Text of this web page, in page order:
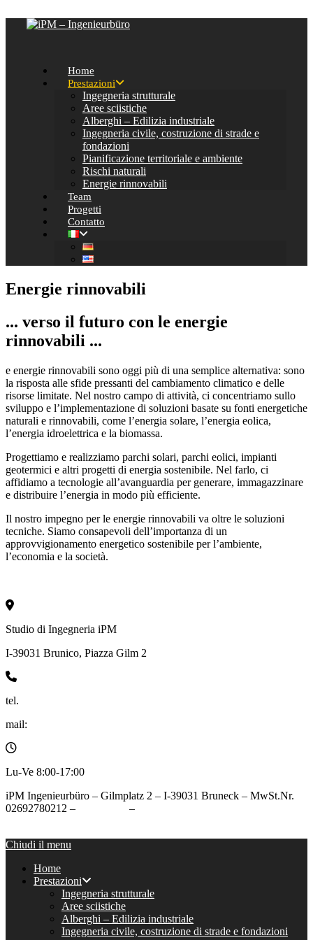
Home
Prestazioni
Ingegneria strutturale
Aree sciistiche
Alberghi – Edilizia industriale
Ingegneria civile, costruzione di strade e
fondazioni
Pianificazione territoriale e ambiente
Rischi naturali
Energie rinnovabili
Team
Progetti
Contatto
Energie rinnovabili
... verso il futuro con le energie
rinnovabili ...
e energie rinnovabili sono oggi più di una semplice alternativa: sono
la risposta alle sfide pressanti del cambiamento climatico e delle
risorse limitate. Nel nostro campo di attività, ci concentriamo sullo
sviluppo e l’implementazione di soluzioni basate su fonti energetiche
naturali e rinnovabili, come l’energia solare, l’energia eolica,
l’energia idroelettrica e la biomassa.
Progettiamo e realizziamo parchi solari, parchi eolici, impianti
geotermici e altri progetti di energia sostenibile. Nel farlo, ci
affidiamo a tecnologie all’avanguardia per generare, immagazzinare
e distribuire l’energia in modo più efficiente.
Il nostro impegno per le energie rinnovabili va oltre le soluzioni
tecniche. Siamo consapevoli dell’importanza di un
approvvigionamento energetico sostenibile per l’ambiente,
l’economia e la società.
Studio di Ingegneria iPM
I-39031 Brunico, Piazza Gilm 2
tel.
mail:
Lu-Ve 8:00-17:00
iPM Ingenieurbüro – Gilmplatz 2 – I-39031 Bruneck – MwSt.Nr.
02692780212 –
–
Chiudi il menu
Home
Prestazioni
Ingegneria strutturale
Aree sciistiche
Alberghi – Edilizia industriale
Ingegneria civile, costruzione di strade e fondazioni